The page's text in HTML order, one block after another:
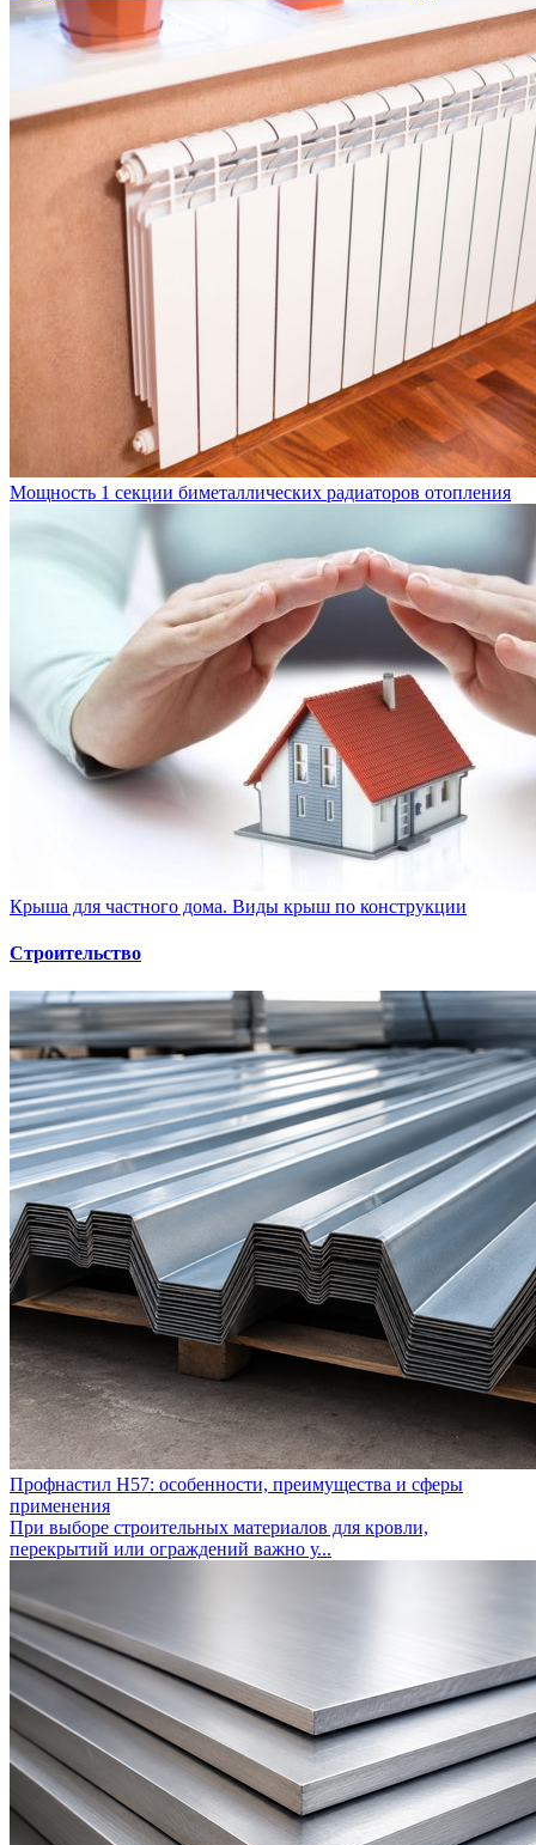
Мощность 1 секции биметаллических радиаторов отопления
Крыша для частного дома. Виды крыш по конструкции
Строительство
Профнастил Н57: особенности, преимущества и сферы
применения
При выборе строительных материалов для кровли,
перекрытий или ограждений важно у...